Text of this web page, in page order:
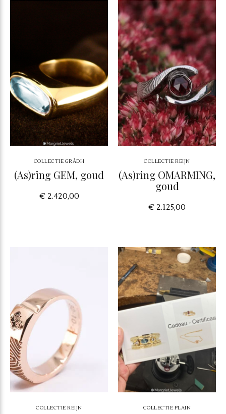
COLLECTIE GRÀDH
(As)ring GEM, goud
€ 2.420,00
COLLECTIE REIJN
(As)ring OMARMING,
goud
€ 2.125,00
COLLECTIE REIJN COLLECTIE PLAIN